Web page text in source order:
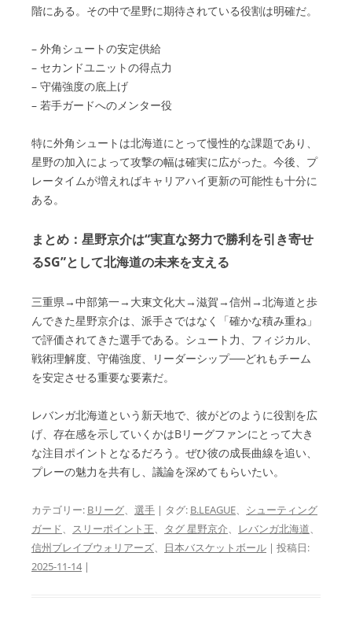
階にある。その中で星野に期待されている役割は明確だ。
– 外角シュートの安定供給
– セカンドユニットの得点力
– 守備強度の底上げ
– 若手ガードへのメンター役
特に外角シュートは北海道にとって慢性的な課題であり、
星野の加入によって攻撃の幅は確実に広がった。今後、プ
レータイムが増えればキャリアハイ更新の可能性も十分に
ある。
まとめ：星野京介は“実直な努力で勝利を引き寄せ
るSG”として北海道の未来を支える
三重県→中部第一→大東文化大→滋賀→信州→北海道と歩
んできた星野京介は、派手さではなく「確かな積み重ね」
で評価されてきた選手である。シュート力、フィジカル、
戦術理解度、守備強度、リーダーシップ──どれもチーム
を安定させる重要な要素だ。
レバンガ北海道という新天地で、彼がどのように役割を広
げ、存在感を示していくかはBリーグファンにとって大き
な注目ポイントとなるだろう。ぜひ彼の成長曲線を追い、
プレーの魅力を共有し、議論を深めてもらいたい。
カテゴリー: Bリーグ、 選手 | タグ: B.LEAGUE、 シューティング
ガード、 スリーポイント王、 タグ 星野京介、 レバンガ北海道、
信州ブレイブウォリアーズ、 日本バスケットボール | 投稿日:
2025-11-14|